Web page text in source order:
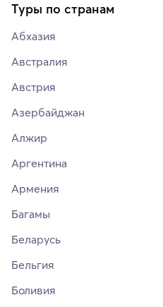
Туры по странам
Абхазия
Австралия
Австрия
Азербайджан
Алжир
Аргентина
Армения
Багамы
Беларусь
Бельгия
Боливия